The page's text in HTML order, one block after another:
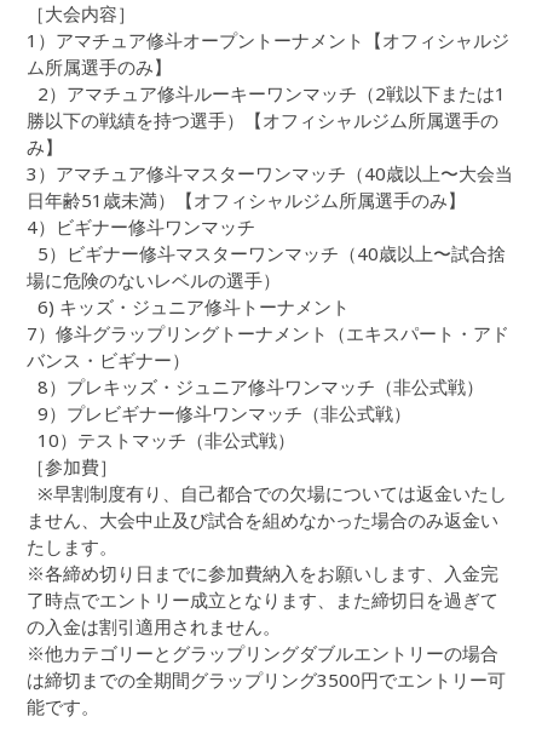
［大会内容］
1）アマチュア修斗オープントーナメント【オフィシャルジ
ム所属選手のみ】
2）アマチュア修斗ルーキーワンマッチ（2戦以下または1
勝以下の戦績を持つ選手）【オフィシャルジム所属選手の
み】
3）アマチュア修斗マスターワンマッチ（40歳以上〜大会当
日年齢51歳未満）【オフィシャルジム所属選手のみ】
4）ビギナー修斗ワンマッチ
5）ビギナー修斗マスターワンマッチ（40歳以上〜試合捨
場に危険のないレベルの選手）
6) キッズ・ジュニア修斗トーナメント
7）修斗グラップリングトーナメント（エキスパート・アド
バンス・ビギナー）
8）プレキッズ・ジュニア修斗ワンマッチ（非公式戦）
9）プレビギナー修斗ワンマッチ（非公式戦）
10）テストマッチ（非公式戦）
［参加費］
※早割制度有り、自己都合での欠場については返金いたし
ません、大会中止及び試合を組めなかった場合のみ返金い
たします。
※各締め切り日までに参加費納入をお願いします、入金完
了時点でエントリー成立となります、また締切日を過ぎて
の入金は割引適用されません。
※他カテゴリーとグラップリングダブルエントリーの場合
は締切までの全期間グラップリング3500円でエントリー可
能です。